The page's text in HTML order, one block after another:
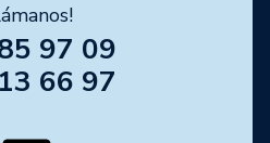
97 09
66 97